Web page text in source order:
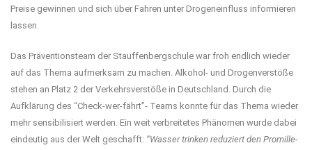
Preise gewinnen und sich über Fahren unter Drogeneinfluss informieren
lassen.
Das Präventionsteam der Stauffenbergschule war froh endlich wieder
auf das Thema aufmerksam zu machen. Alkohol- und Drogenverstöße
stehen an Platz 2 der Verkehrsverstöße in Deutschland. Durch die
Aufklärung des “Check-wer-fährt”- Teams konnte für das Thema wieder
mehr sensibilisiert werden. Ein weit verbreitetes Phänomen wurde dabei
eindeutig aus der Welt geschafft: “Wasser trinken reduziert den Promille-